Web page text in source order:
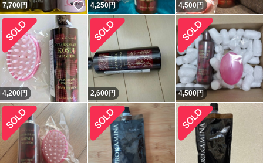
7,700円 いいね！
4,250円 4,500円
4,200円 2,600円 4,500円